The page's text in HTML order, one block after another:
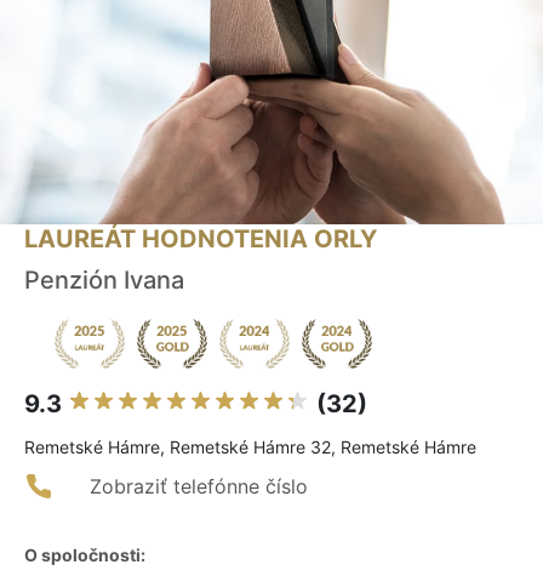
LAUREÁT HODNOTENIA ORLY
Penzión Ivana
9.3 (32)
Remetské Hámre, Remetské Hámre 32, Remetské Hámre
Zobraziť telefónne číslo
O spoločnosti: